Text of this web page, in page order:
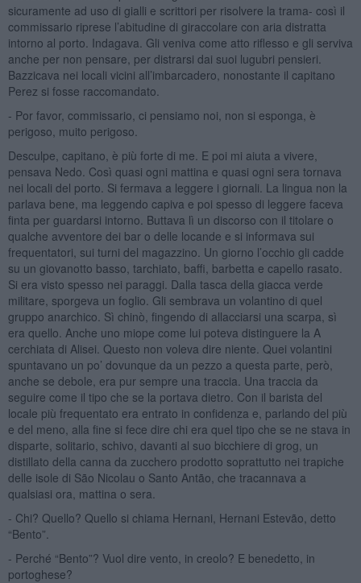
sicuramente ad uso di gialli e scrittori per risolvere la trama- così il
commissario riprese l’abitudine di giraccolare con aria distratta
intorno al porto. Indagava. Gli veniva come atto riflesso e gli serviva
anche per non pensare, per distrarsi dai suoi lugubri pensieri.
Bazzicava nei locali vicini all’imbarcadero, nonostante il capitano
Perez si fosse raccomandato.
- Por favor, commissario, ci pensiamo noi, non si esponga, è
perigoso, muito perigoso.
Desculpe, capitano, è più forte di me. E poi mi aiuta a vivere,
pensava Nedo. Così quasi ogni mattina e quasi ogni sera tornava
nei locali del porto. Si fermava a leggere i giornali. La lingua non la
parlava bene, ma leggendo capiva e poi spesso di leggere faceva
finta per guardarsi intorno. Buttava lì un discorso con il titolare o
qualche avventore dei bar o delle locande e si informava sui
frequentatori, sui turni del magazzino. Un giorno l’occhio gli cadde
su un giovanotto basso, tarchiato, baffi, barbetta e capello rasato.
Si era visto spesso nei paraggi. Dalla tasca della giacca verde
militare, sporgeva un foglio. Gli sembrava un volantino di quel
gruppo anarchico. Sì chinò, fingendo di allacciarsi una scarpa, sì
era quello. Anche uno miope come lui poteva distinguere la A
cerchiata di Alisei. Questo non voleva dire niente. Quei volantini
spuntavano un po’ dovunque da un pezzo a questa parte, però,
anche se debole, era pur sempre una traccia. Una traccia da
seguire come il tipo che se la portava dietro. Con il barista del
locale più frequentato era entrato in confidenza e, parlando del più
e del meno, alla fine si fece dire chi era quel tipo che se ne stava in
disparte, solitario, schivo, davanti al suo bicchiere di grog, un
distillato della canna da zucchero prodotto soprattutto nei trapiche
delle isole di São Nicolau o Santo Antão, che tracannava a
qualsiasi ora, mattina o sera.
- Chi? Quello? Quello si chiama Hernani, Hernani Estevão, detto
“Bento”.
- Perché “Bento”? Vuol dire vento, in creolo? E benedetto, in
portoghese?